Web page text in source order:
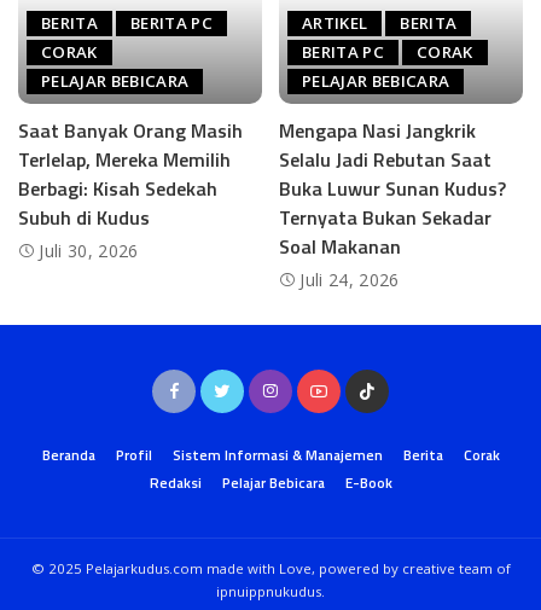
BERITA
BERITA PC
CORAK
PELAJAR BEBICARA
Saat Banyak Orang Masih
Terlelap, Mereka Memilih
Berbagi: Kisah Sedekah
Subuh di Kudus
Juli 30, 2026
ARTIKEL
BERITA
BERITA PC
CORAK
PELAJAR BEBICARA
Mengapa Nasi Jangkrik
Selalu Jadi Rebutan Saat
Buka Luwur Sunan Kudus?
Ternyata Bukan Sekadar
Soal Makanan
Juli 24, 2026
Beranda Profil Sistem Informasi & Manajemen Berita
Corak
Redaksi
Pelajar Bebicara E-Book
© 2025 Pelajarkudus.com made with Love, powered by creative team of
ipnuippnukudus.